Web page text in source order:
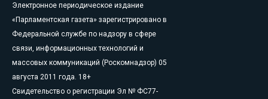
Электронное периодическое издание
«Парламентская газета» зарегистрировано в
Федеральной службе по надзору в сфере
связи, информационных технологий и
массовых коммуникаций (Роскомнадзор) 05
августа 2011 года. 18+
Свидетельство о регистрации Эл № ФС77-